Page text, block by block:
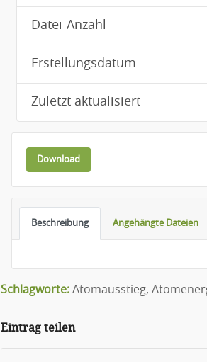
Datei-Anzahl
Erstellungsdatum
Zuletzt aktualisiert
Download
Beschreibung Angehängte Dateien
Schlagworte: Atomausstieg,
Eintrag teilen